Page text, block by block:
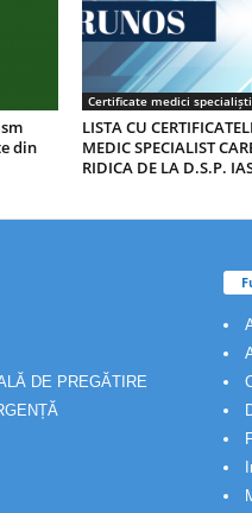
din
Certificate medici
LISTA CU
MEDIC SPECIALIST
RIDICA DE LA D.S.P.
DE PREGĂTIRE